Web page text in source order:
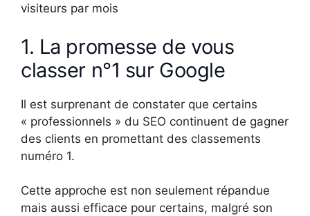
visiteurs par mois
1. La promesse de vous
classer n°1 sur Google
Il est surprenant de constater que certains
« professionnels » du SEO continuent de gagner
des clients en promettant des classements
numéro 1.
Cette approche est non seulement répandue
mais aussi efficace pour certains, malgré son